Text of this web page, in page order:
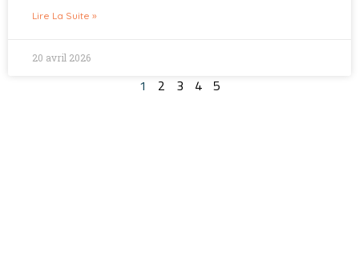
Lire La Suite »
20 avril 2026
1 2 3 4 5